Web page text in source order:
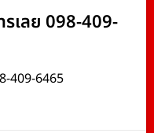
รเลย 098-409-
409-6465